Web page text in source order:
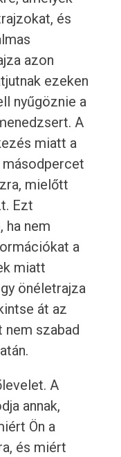
és
azon
ezeken
nyűgöznie a
A
miatt a
mielőtt
Ezt
ha nem
a
miatt
önéletrajza
át az
nem szabad
A
annak,
Ön a
és miért